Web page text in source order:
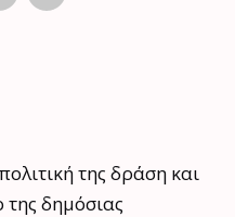
της δράση και
της δημόσιας